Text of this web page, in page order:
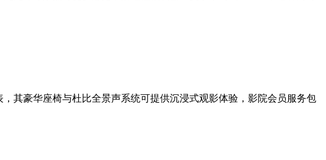
其豪华座椅与杜比全景声系统可提供沉浸式观影体验，影院会员服务包